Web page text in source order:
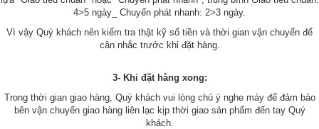
4>5 ngày_ Chuyển phát nhanh: 2>3 ngày.
Vì vậy Quý khách nên kiểm tra thật kỹ số tiền và thời gian vận chuyển để
cân nhắc trước khi đặt hàng.
3- Khi đặt hàng xong:
Trong thời gian giao hàng, Quý khách vui lòng chú ý nghe máy để đảm bảo
bên vận chuyển giao hàng liên lạc kịp thời giao sản phẩm đến tay Quý
khách.